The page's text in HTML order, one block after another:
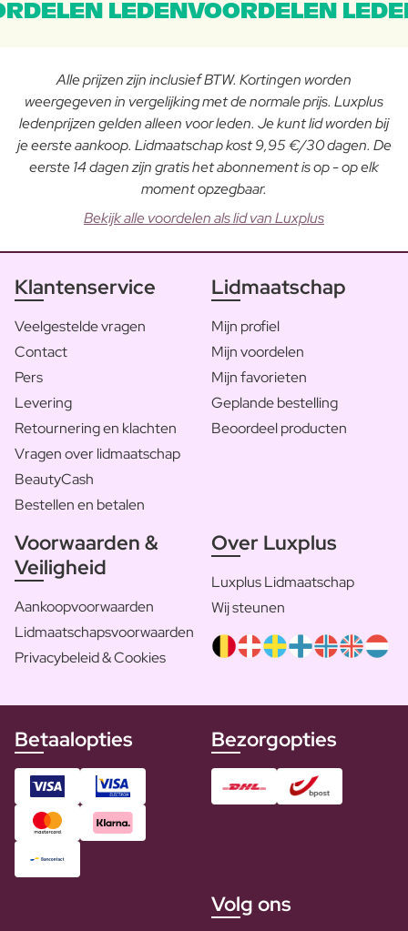
LEDENVOORDELEN
Alle prijzen zijn inclusief BTW. Kortingen worden
weergegeven in vergelijking met de normale prijs. Luxplus
ledenprijzen gelden alleen voor leden. Je kunt lid worden bij
je eerste aankoop. Lidmaatschap kost 9,95 €/30 dagen. De
eerste 14 dagen zijn gratis het abonnement is op - op elk
moment opzegbaar.
Bekijk alle voordelen als lid van Luxplus
Klantenservice
Veelgestelde vragen
Contact
Pers
Levering
Retournering en klachten
Vragen over lidmaatschap
BeautyCash
Bestellen en betalen
Lidmaatschap
Mijn profiel
Mijn voordelen
Mijn favorieten
Geplande bestelling
Beoordeel producten
Voorwaarden &
Veiligheid
Aankoopvoorwaarden
Lidmaatschapsvoorwaarden
Privacybeleid & Cookies
Over Luxplus
Luxplus Lidmaatschap
Wij steunen
Betaalopties Bezorgopties
Volg ons